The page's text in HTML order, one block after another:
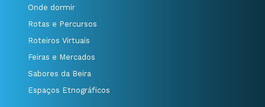
Onde dormir
Rotas e Percursos
Roteiros Virtuais
Feiras e Mercados
Sabores da Beira
Espaços Etnográficos